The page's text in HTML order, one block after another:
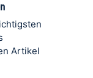
Artikel